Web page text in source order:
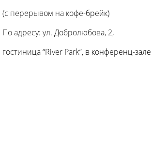
(с перерывом на кофе-брейк)
По адресу: ул. Добролюбова, 2,
гостиница “River Park”, в конференц-зале